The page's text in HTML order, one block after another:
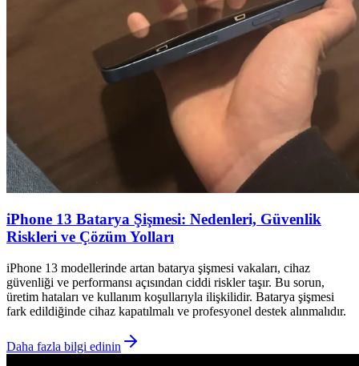
iPhone 13 Batarya Şişmesi: Nedenleri, Güvenlik
Riskleri ve Çözüm Yolları
iPhone 13 modellerinde artan batarya şişmesi vakaları, cihaz
güvenliği ve performansı açısından ciddi riskler taşır. Bu sorun,
üretim hataları ve kullanım koşullarıyla ilişkilidir. Batarya şişmesi
fark edildiğinde cihaz kapatılmalı ve profesyonel destek alınmalıdır.
Daha fazla bilgi edinin